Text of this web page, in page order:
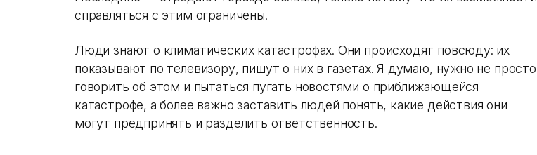
справляться с этим ограничены.
Люди знают о климатических катастрофах. Они происходят повсюду: их
показывают по телевизору, пишут о них в газетах. Я думаю, нужно не просто
говорить об этом и пытаться пугать новостями о приближающейся
катастрофе, а более важно заставить людей понять, какие действия они
могут предпринять и разделить ответственность.